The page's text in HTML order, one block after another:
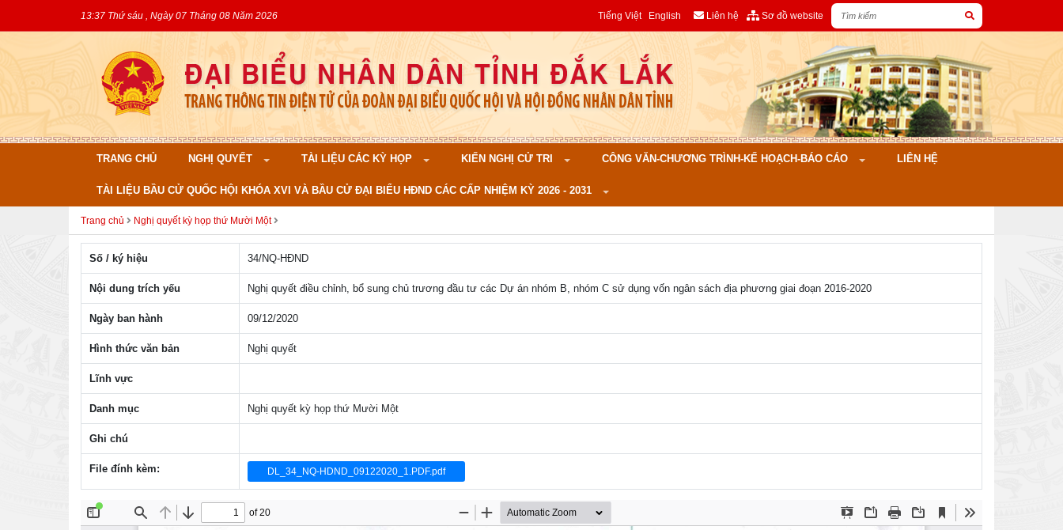
13:37 Thứ sáu , Ngày 07 Tháng 08 Năm 2026 Tiếng Việt English Liên hệ Sơ đồ website
TRANG CHỦ NGHỊ QUYẾT TÀI LIỆU CÁC KỲ HỌP KIẾN NGHỊ CỬ TRI CÔNG VĂN-CHƯƠNG TRÌNH-KẾ HOẠCH-BÁO CÁO LIÊN HỆ
TÀI LIỆU BẦU CỬ QUỐC HỘI KHÓA XVI VÀ BẦU CỬ ĐẠI BIỂU HĐND CÁC CẤP NHIỆM KỲ 2026 - 2031
Trang chủ Nghị quyết kỳ họp thứ Mười Một
Số / ký hiệu 34/NQ-HÐND
Nội dung trích yếu Nghị quyết điều chỉnh, bổ sung chủ trương đầu tư các Dự án nhóm B, nhóm C sử dụng vốn ngân sách địa phương giai đoạn 2016-2020
Ngày ban hành 09/12/2020
Hình thức văn bản Nghị quyết
Lĩnh vực
Danh mục Nghị quyết kỳ họp thứ Mười Một
Ghi chú
File đính kèm: DL_34_NQ-HDND_09122020_1.PDF.pdf